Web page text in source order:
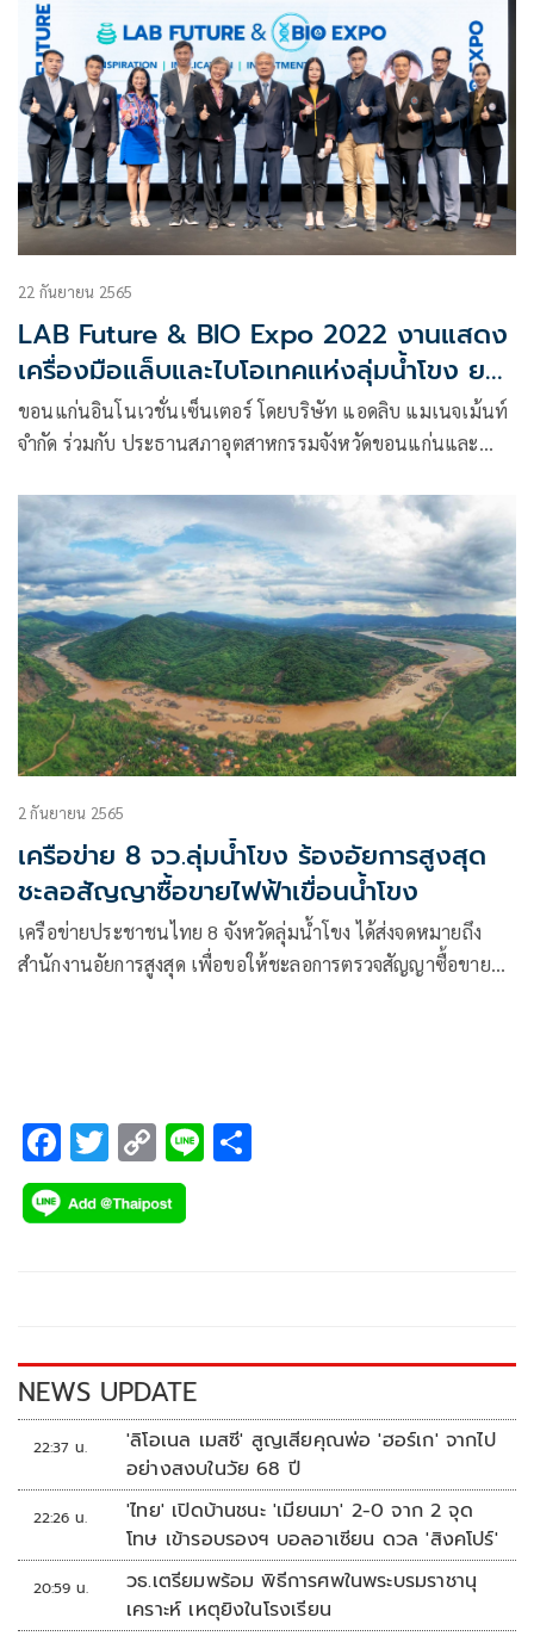
22 กันยายน 2565
LAB Future & BIO Expo 2022 งานแสดง
เครื่องมือแล็บและไบโอเทคแห่งลุ่มน้ำโขง ยก
ระดับ R&D พร้อมขับเคลื่อน BCG อีสาน
ขอนแก่นอินโนเวชั่นเซ็นเตอร์ โดยบริษัท แอดลิบ แมเนจเม้นท์
จำกัด ร่วมกับ ประธานสภาอุตสาหกรรมจังหวัดขอนแก่นและ
2 กันยายน 2565
เครือข่าย 8 จว.ลุ่มน้ำโขง ร้องอัยการสูงสุด
ชะลอสัญญาซื้อขายไฟฟ้าเขื่อนน้ำโขง
เครือข่ายประชาชนไทย 8 จังหวัดลุ่มน้ำโขง ได้ส่งจดหมายถึง
สำนักงานอัยการสูงสุด เพื่อขอให้ชะลอการตรวจสัญญาซื้อขาย
F
ac
e
k
T
wi
tt
C
o
p
k
Li
NEWS UPDATE
22:37 น.
'ลิโอเนล เมสซี' สูญเสียคุณพ่อ 'ฮอร์เก' จากไป
อย่างสงบในวัย 68 ปี
22:26 น.
'ไทย' เปิดบ้านชนะ 'เมียนมา' 2-0 จาก 2 จุด
โทษ เข้ารอบรองฯ บอลอาเซียน ดวล 'สิงคโปร์'
20:59 น.
วธ.เตรียมพร้อม พิธีการศพในพระบรมราชานุ
เคราะห์ เหตุยิงในโรงเรียน